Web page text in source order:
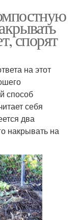
спорят
на этот
способ
себя
два
накрывать на